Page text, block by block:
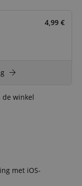
met iOS-
4,99 €
de winkel